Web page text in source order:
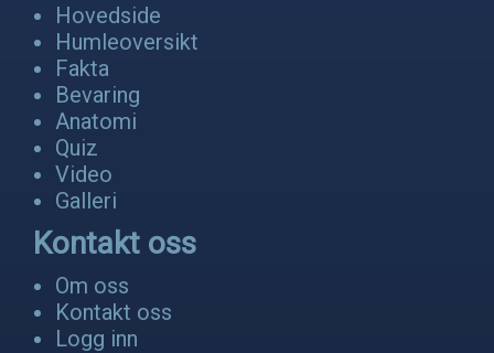
Hovedside
Humleoversikt
Fakta
Bevaring
Anatomi
Quiz
Video
Galleri
Kontakt oss
Om oss
Kontakt oss
Logg inn